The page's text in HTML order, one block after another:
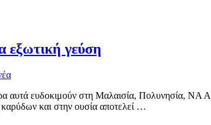
εξωτική γεύση
αυτά ευδοκιμούν στη Μαλαισία, Πολυνησία, ΝΑ
και στην ουσία αποτελεί …